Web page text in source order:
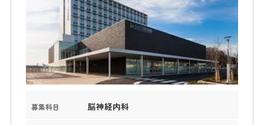
募集科目 脳神経内科